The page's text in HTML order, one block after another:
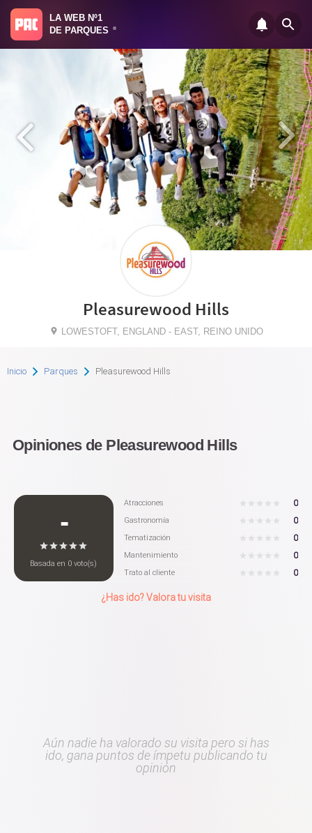
LA WEB Nº1
DE PARQUES
®
Pleasurewood Hills
LOWESTOFT, ENGLAND - EAST, REINO UNIDO
Inicio Parques Pleasurewood Hills
Opiniones de Pleasurewood Hills
-
Basada en 0 voto(s)
Atracciones 0
Gastronomía 0
Tematización 0
Mantenimiento 0
Trato al cliente 0
¿Has ido? Valora tu visita
Aún nadie ha valorado su visita pero si has
ido, gana puntos de ímpetu publicando tu
opinión